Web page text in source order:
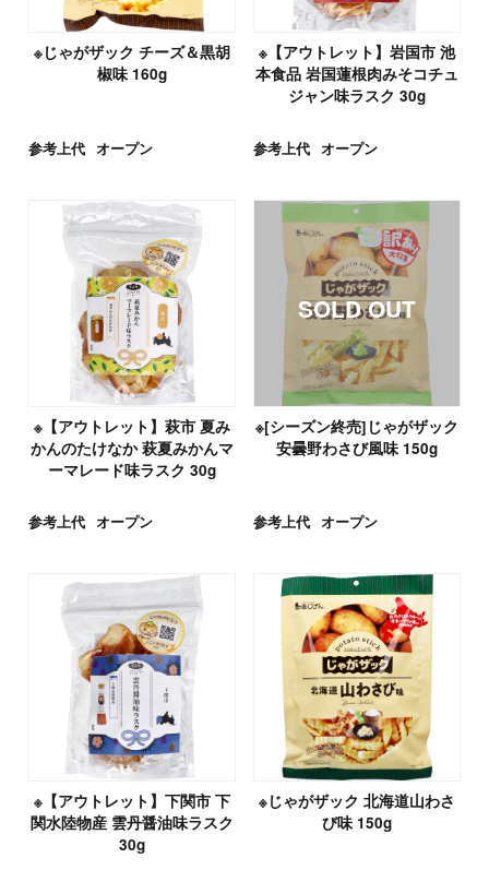
※じゃがザック チーズ＆黒胡
椒味 160g
参考上代 オープン
※【アウトレット】岩国市 池
本食品 岩国蓮根肉みそコチュ
ジャン味ラスク 30g
参考上代 オープン
※【アウトレット】萩市 夏み
かんのたけなか 萩夏みかんマ
ーマレード味ラスク 30g
参考上代 オープン
※[シーズン終売]じゃがザック
安曇野わさび風味 150g
参考上代 オープン
※【アウトレット】下関市 下
関水陸物産 雲丹醤油味ラスク
30g
※じゃがザック 北海道山わさ
び味 150g